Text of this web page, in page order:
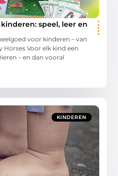
speel, leer en
voor kinderen – van
Voor elk kind een
– en dan vooral
KINDEREN